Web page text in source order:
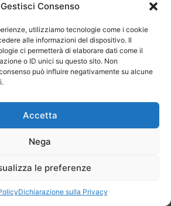
Gestisci Consenso
utilizziamo tecnologie come i cookie
alle informazioni del dispositivo. Il
ci permetterà di elaborare dati come il
o ID unici su questo sito. Non
può influire negativamente su alcune
Accetta
Nega
le preferenze
Dichiarazione sulla Privacy
Contatti
LAST MINUTE - SH WEB